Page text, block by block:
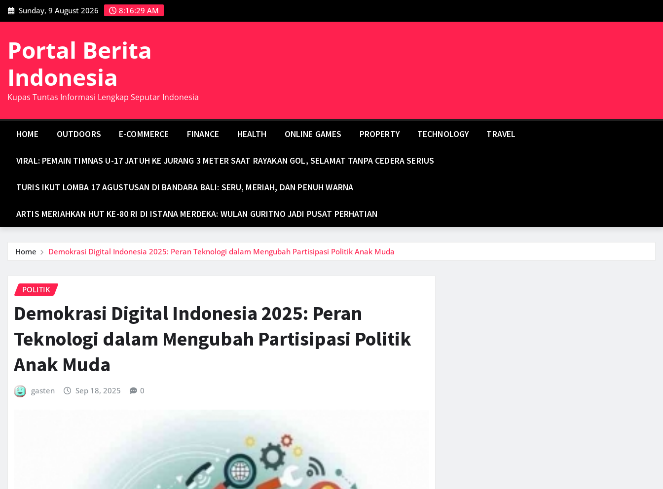
Skip
to
Sunday, 9 August 2026 8:16:30 AM
Portal Berita
Indonesia
Kupas Tuntas Informasi Lengkap Seputar Indonesia
HOME OUTDOORS E-COMMERCE FINANCE HEALTH ONLINE GAMES PROPERTY TECHNOLOGY TRAVEL
VIRAL: PEMAIN TIMNAS U-17 JATUH KE JURANG 3 METER SAAT RAYAKAN GOL, SELAMAT TANPA CEDERA SERIUS
TURIS IKUT LOMBA 17 AGUSTUSAN DI BANDARA BALI: SERU, MERIAH, DAN PENUH WARNA
ARTIS MERIAHKAN HUT KE-80 RI DI ISTANA MERDEKA: WULAN GURITNO JADI PUSAT PERHATIAN
Home Demokrasi Digital Indonesia 2025: Peran Teknologi dalam Mengubah Partisipasi Politik Anak Muda
POLITIK
Demokrasi Digital Indonesia 2025: Peran
Teknologi dalam Mengubah Partisipasi Politik
Anak Muda
gasten Sep 18, 2025 0